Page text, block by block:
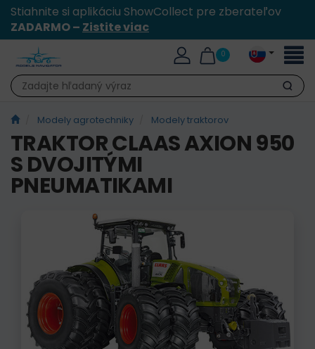
Stiahnite si aplikáciu ShowCollect pre zberateľov
ZADARMO – Zistite viac
0
Hľadať
Modely agrotechniky Modely traktorov
TRAKTOR CLAAS AXION 950
S DVOJITÝMI
PNEUMATIKAMI